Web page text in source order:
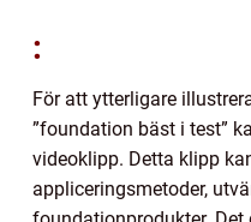
:
För att ytterligare
”foundation bäst i test”
videoklipp. Detta klipp
appliceringsmetoder,